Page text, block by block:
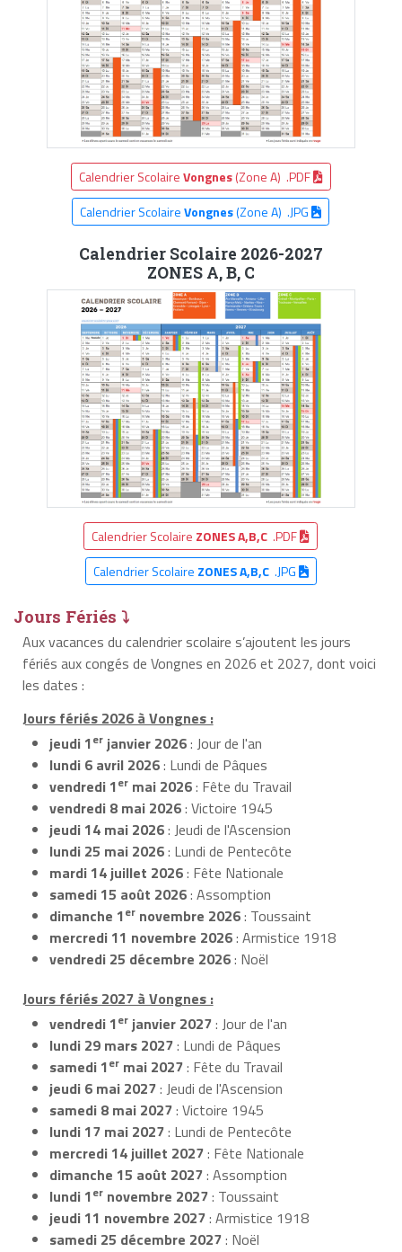
Calendrier ScolaireVongnes(Zone A) .PDF
Calendrier ScolaireVongnes(Zone A) .JPG
Calendrier Scolaire 2026-2027
ZONES A, B, C
Calendrier Scolaire ZONES A,B,C .PDF
Calendrier Scolaire ZONES A,B,C.JPG
Jours Fériés ⤵
Aux vacances du calendrier scolaire s’ajoutent les jours
fériés aux congés de Vongnes en 2026 et 2027, dont voici
les dates :
Jours fériés 2026 à Vongnes :
jeudi 1er janvier 2026: Jour de l'an
lundi 6 avril 2026: Lundi de Pâques
vendredi 1er mai 2026: Fête du Travail
vendredi 8 mai 2026: Victoire 1945
jeudi 14 mai 2026: Jeudi de l'Ascension
lundi 25 mai 2026: Lundi de Pentecôte
mardi 14 juillet 2026: Fête Nationale
samedi 15 août 2026: Assomption
dimanche 1er novembre 2026: Toussaint
mercredi 11 novembre 2026: Armistice 1918
vendredi 25 décembre 2026: Noël
Jours fériés 2027 à Vongnes :
vendredi 1er janvier 2027: Jour de l'an
lundi 29 mars 2027: Lundi de Pâques
samedi 1er mai 2027: Fête du Travail
jeudi 6 mai 2027: Jeudi de l'Ascension
samedi 8 mai 2027: Victoire 1945
lundi 17 mai 2027: Lundi de Pentecôte
mercredi 14 juillet 2027: Fête Nationale
dimanche 15 août 2027: Assomption
lundi 1er novembre 2027: Toussaint
jeudi 11 novembre 2027: Armistice 1918
samedi 25 décembre 2027: Noël